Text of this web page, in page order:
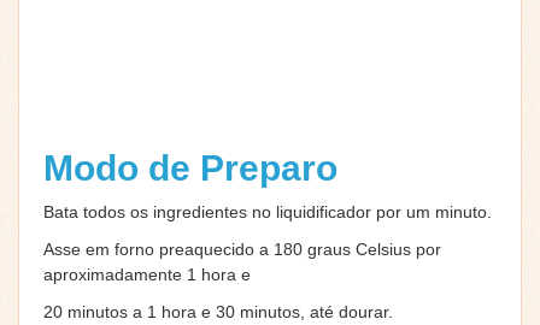
Modo de Preparo
Bata todos os ingredientes no liquidificador por um minuto.
Asse em forno preaquecido a 180 graus Celsius por
aproximadamente 1 hora e
20 minutos a 1 hora e 30 minutos, até dourar.